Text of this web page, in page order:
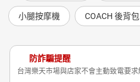
第五十二章：自然的簫聲
第五十三章：不許向惡人妥協
第五十五章：如何面對婚外
第五十六章：人生的幸福與痛
第五十七章：小時候的迷惘
小腿按摩機 COACH 後背包
防詐騙提醒
台灣樂天市場與店家不會主動致電要